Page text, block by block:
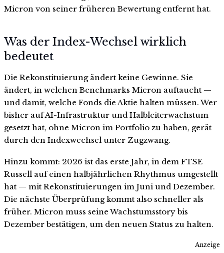
Micron von seiner früheren Bewertung entfernt hat.
Was der Index-Wechsel wirklich
bedeutet
Die Rekonstituierung ändert keine Gewinne. Sie
ändert, in welchen Benchmarks Micron auftaucht —
und damit, welche Fonds die Aktie halten müssen. Wer
bisher auf AI-Infrastruktur und Halbleiterwachstum
gesetzt hat, ohne Micron im Portfolio zu haben, gerät
durch den Indexwechsel unter Zugzwang.
Hinzu kommt: 2026 ist das erste Jahr, in dem FTSE
Russell auf einen halbjährlichen Rhythmus umgestellt
hat — mit Rekonstituierungen im Juni und Dezember.
Die nächste Überprüfung kommt also schneller als
früher. Micron muss seine Wachstumsstory bis
Dezember bestätigen, um den neuen Status zu halten.
Anzeige